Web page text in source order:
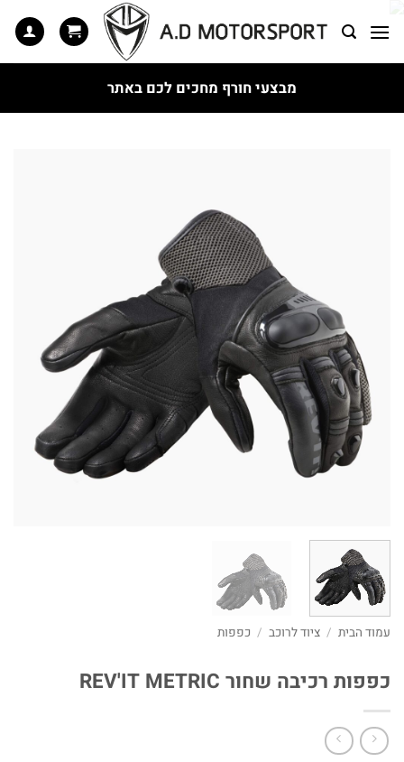
מבצעי חורף מחכים לכם באתר
עמוד הבית / ציוד לרוכב / כפפות
כפפות רכיבה שחור REV'IT METRIC